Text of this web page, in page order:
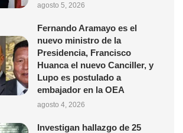
agosto 5, 2026
Fernando Aramayo es el
nuevo ministro de la
Presidencia, Francisco
Huanca el nuevo Canciller, y
Lupo es postulado a
embajador en la OEA
agosto 4, 2026
Investigan hallazgo de 25